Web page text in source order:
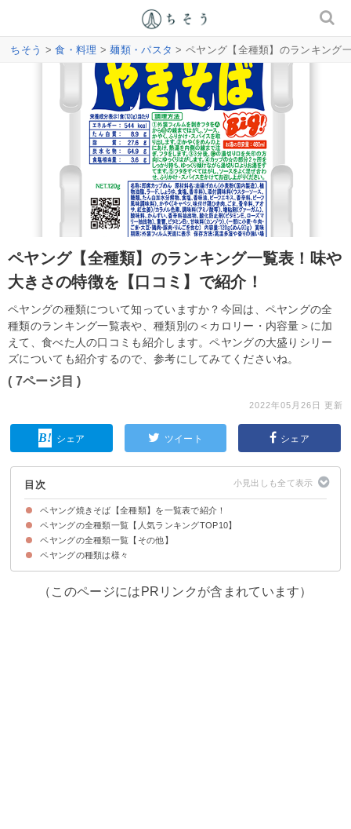
ちそう >食・料理 >麺類・パスタ > ペヤング【全種類】のランキング
ペヤング【全種類】のランキング一覧表！味や
大きさの特徴を【口コミ】で紹介！
ペヤングの種類について知っていますか？今回は、ペヤングの全
種類のランキング一覧表や、種類別の＜カロリー・内容量＞に加
えて、食べた人の口コミも紹介します。ペヤングの大盛りシリー
ズについても紹介するので、参考にしてみてくださいね。
( 7ページ目 )
2022年05月26日 更新
シェア ツイート シェア
目次
ペヤング焼きそば【全種類】を一覧表で紹介！
ペヤングの全種類一覧【人気ランキングTOP10】
第10位：ペヤング 超大盛やきそばハーフ＆ハーフ激辛
第9位：ペヤング 激辛やきそばEND
第8位：ペヤング 超大盛やきそばマシマシキャベツ
第7位：ペヤング 超超超大盛GIGAMAX関西風天かす
第6位：ペヤング ソースやきそば超超超大盛GIGAMAX
第5位：ペヤング 超超超大盛GIGAMAXガーリックパワー
第4位：ペヤング ソースやきそば超大盛
第3位：ペヤング 獄激辛やきそば
第2位：ペヤング 激辛やきそば
第1位：ペヤング ソースやきそば
ペヤングの全種類一覧【その他】
11.ペヤング ブラックスパイシーやきそばシーフード味
12.ペヤング 超超超大盛GIGAMAX納豆キムチ味
13.ペヤング 塩ねぎ豚やきそば
14.ペヤング 黒ごまMAXやきそば
15.ペヤング 豚脂MAXやきそば
16.ペヤング ソースやきそば具材アップ
17.ペヤング もち麦MAXやきそば
18.ペヤング ソースやきそば超超超大盛GIGAMAXマヨネーズMAX
19.ペヤングヌードル
20.ペヤング 牛タン塩やきそば
21.ペヤング 火炎風やきそば超大盛
22.ペヤング 牛脂MAXやきそば
23.ペヤング イカスミやきそば
24.ペヤング 辛口味噌ヌードル
25.ペヤング ソースラーメン
26.ペヤング チーズMAXやきそば
27.ペヤング 魚介MAXラー油やきそば
28.ペヤング 魚介MAXラー油ラーメン
29.ペヤング 魚介MAXラー油ヌードル
30.ペヤング 沖縄ゴーヤMAXやきそば
31.ペヤング ネギ味噌七味風味やきそば
32.ペヤング ネギ塩ガーリック風味やきそば
33.ペヤング 青じそやきそば
34.ペヤング 激辛やきそば 超超超大盛 GIGAMAX
35.ペヤング カレー南蛮やきそば
36.ペヤング きつねやきそば
37.ペヤング たぬきやきそば
38.ペヤング 中華風そのまま皿うどん
39.ペヤング ソースやきそば 金粉入り
40.ペヤング ホルモン入りやきそば 甘辛味噌味
41.ペヤング かきあげ味やきそば
42.ペヤング パクチーレモンラーメン
43.ペヤング パクチーレモンやきそば
44.ペヤング ギョウザじゃんやきそば
45.ペヤング 北海道ジンギスカン風やきそば
46.ペヤング スカルプDやきそば
47.ペヤング たらこやきそば
48.ペヤング ふる里うどん
49.ペヤング 海老やきそば
50.ペヤング からしMAXやきそば
51.ペヤング 回鍋肉風やきそば
52.ペヤング 鮭とポテトのチーズ味やきそば
53.ペヤング すっぱからMAXやきそば
54.ペヤング イカしたやきそば
55.ペヤングヌードル みそ
56.ペヤング 中華風やきそば
57.炒飯風やきそば
58.ペヤング ジンジャーヌードル
59.ペヤング ピリ辛野菜炒め風やきそば
60.ペヤング 豚骨醤油やきそば
61.ペヤング たこやき風やきそば
62.ペヤング 超大盛やきそばハーフ＆ハーフ もっともっと激辛×辛さゼロ
63.塩ガーリックやきそば
64.夜のペヤング やきそば 夜食ver.
65.ペヤング カレーやきそば プラス納豆
66.ペヤング もっともっと激辛MAXやきそば
67.ペヤングヌードル シーフード
68.ペヤング 鉄分MAXやきそば
69.ペヤング 超大盛やきそば ハーフ＆ハーフW激辛
70.ペヤング 激辛やきそば 超大盛
71.ペヤング 酸辣MAXやきそば
72.ペヤング 背脂MAXやきそば
73.ペヤング ソースやきそばプラス納豆
74.ペヤング ペペロンチーノ風やきそば
75.ペヤング チョコレートやきそばギリ
ペヤングの種類は様々
（このページにはPRリンクが含まれています）